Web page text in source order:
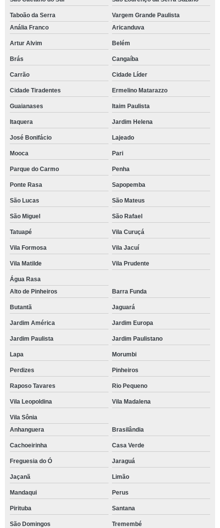
Taboão da Serra
Vargem Grande Paulista
Anália Franco
Aricanduva
Artur Alvim Belém
Brás Cangaíba
Carrão Cidade Líder
Cidade Tiradentes Ermelino Matarazzo
Guaianases Itaim Paulista
Itaquera Jardim Helena
José Bonifácio Lajeado
Mooca Pari
Parque do Carmo Penha
Ponte Rasa Sapopemba
São Lucas São Mateus
São Miguel São Rafael
Tatuapé Vila Curuçá
Vila Formosa Vila Jacuí
Vila Matilde Vila Prudente
Água Rasa
Alto de Pinheiros
Barra Funda
Butantã Jaguará
Jardim América Jardim Europa
Jardim Paulista Jardim Paulistano
Lapa Morumbi
Perdizes Pinheiros
Raposo Tavares Rio Pequeno
Vila Leopoldina Vila Madalena
Vila Sônia
Anhanguera
Brasilândia
Cachoeirinha Casa Verde
Freguesia do Ó Jaraguá
Jaçanã Limão
Mandaqui Perus
Pirituba Santana
São Domingos Tremembé